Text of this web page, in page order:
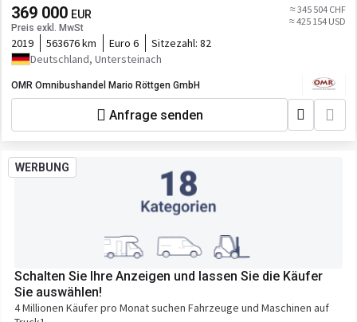
369 000 EUR
Preis exkl. MwSt
≈ 345 504 CHF
≈ 425 154 USD
2019 563676 km Euro 6 Sitzezahl: 82
Deutschland, Untersteinach
OMR Omnibushandel Mario Röttgen GmbH
Anfrage senden
WERBUNG
Schalten Sie Ihre Anzeigen und lassen Sie die Käufer
Sie auswählen!
4 Millionen Käufer pro Monat suchen Fahrzeuge und Maschinen auf